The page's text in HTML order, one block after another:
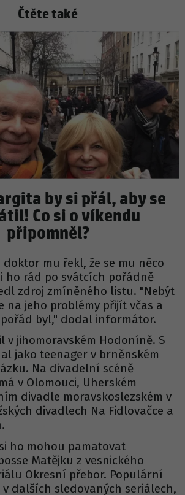
Čtěte také
by si přál, aby se
Co si o víkendu
připomněl?
doktor mu řekl, že se mu něco
ho rád po svátcích pořádně
zdroj zmíněného listu. "Nebýt
na jeho problémy přijít včas a
byl," dodal informátor.
v jihomoravském Hodoníně. S
jako teenager v brněnském
Na divadelní scéně
v Olomouci, Uherském
divadle moravskoslezském v
divadlech Na Fidlovačce a
ho mohou pamatovat
Matějku z vesnického
Okresní přebor. Populární
v dalších sledovaných seriálech,